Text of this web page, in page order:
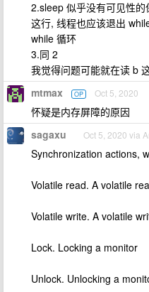
2.sleep 似乎没有可见性
这行, 线程也应该退出
while 循环
3.同 2
我觉得问题可能就在读 b
mtmax OP Oct 5, 2020
怀疑是内存屏障的原因
sagaxu Oct 5, 2020 via
Synchronization actions,
Volatile read. A volatile
Volatile write. A volatile
Lock. Locking a monitor
Unlock. Unlocking a